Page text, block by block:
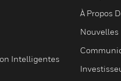
Intelligentes
À Propos
Nouvelles